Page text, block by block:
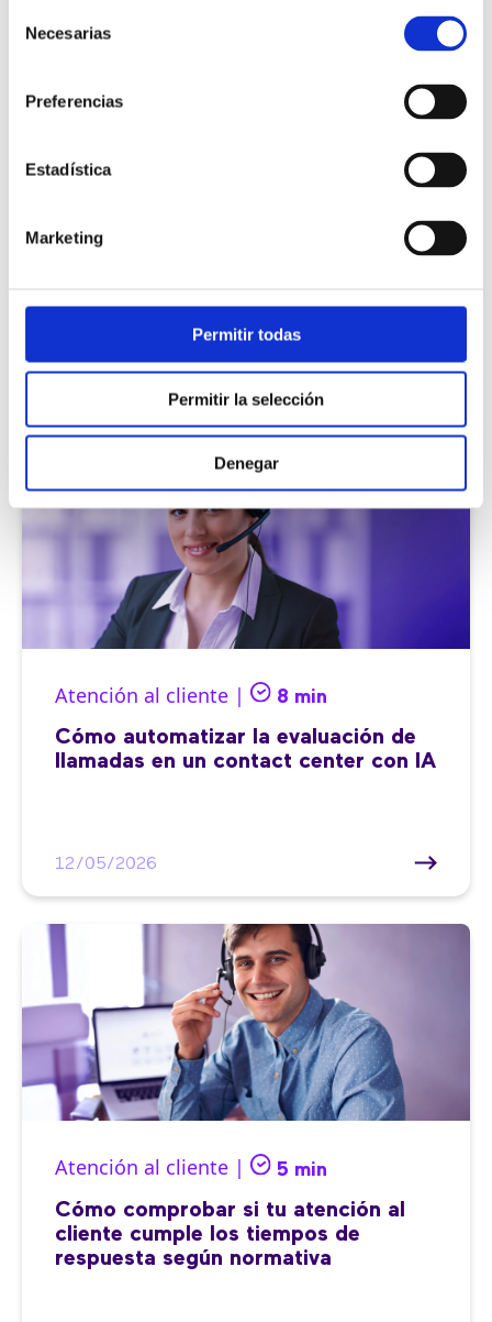
Necesarias
Preferencias
Estadística
Marketing
Permitir todas
Permitir la selección
Denegar
Atención al cliente | 8 min
Cómo automatizar la evaluación de
llamadas en un contact center con IA
12/05/2026
Atención al cliente | 5 min
Cómo comprobar si tu atención al
cliente cumple los tiempos de
respuesta según normativa